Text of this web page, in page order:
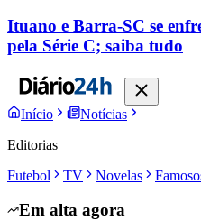
Ituano e Barra-SC se
pela Série C; saiba tudo
Início
Notícias
Editorias
Futebol
TV Novelas
Em alta agora